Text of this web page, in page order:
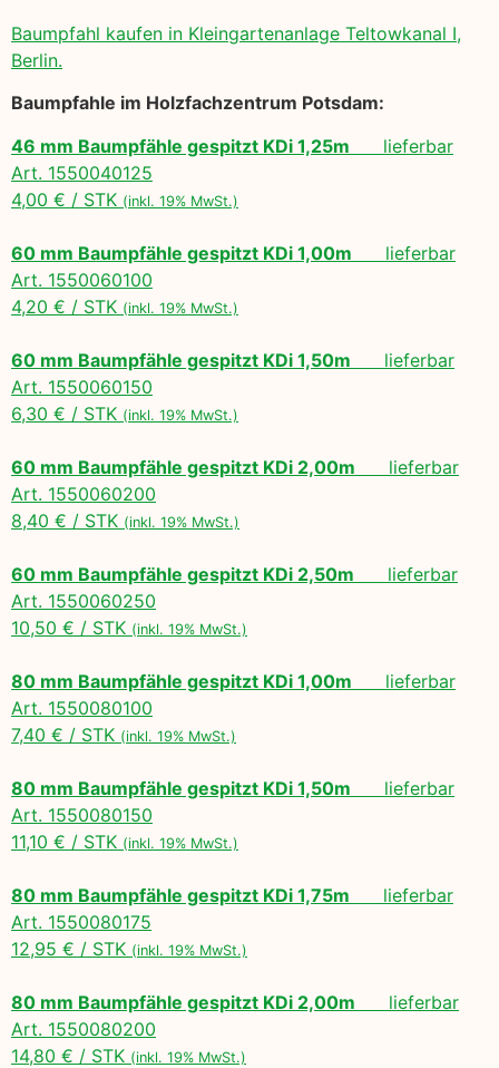
Baumpfahl kaufen in Kleingartenanlage Teltowkanal I,
Berlin.
Baumpfahle im Holzfachzentrum Potsdam:
46 mm Baumpfähle gespitzt KDi 1,25m lieferbar
Art. 1550040125
4,00 € / STK (inkl. 19% MwSt.)
60 mm Baumpfähle gespitzt KDi 1,00m lieferbar
Art. 1550060100
4,20 € / STK (inkl. 19% MwSt.)
60 mm Baumpfähle gespitzt KDi 1,50m lieferbar
Art. 1550060150
6,30 € / STK (inkl. 19% MwSt.)
60 mm Baumpfähle gespitzt KDi 2,00m lieferbar
Art. 1550060200
8,40 € / STK (inkl. 19% MwSt.)
60 mm Baumpfähle gespitzt KDi 2,50m lieferbar
Art. 1550060250
10,50 € / STK (inkl. 19% MwSt.)
80 mm Baumpfähle gespitzt KDi 1,00m lieferbar
Art. 1550080100
7,40 € / STK (inkl. 19% MwSt.)
80 mm Baumpfähle gespitzt KDi 1,50m lieferbar
Art. 1550080150
11,10 € / STK (inkl. 19% MwSt.)
80 mm Baumpfähle gespitzt KDi 1,75m lieferbar
Art. 1550080175
12,95 € / STK (inkl. 19% MwSt.)
80 mm Baumpfähle gespitzt KDi 2,00m lieferbar
Art. 1550080200
14,80 € / STK (inkl. 19% MwSt.)